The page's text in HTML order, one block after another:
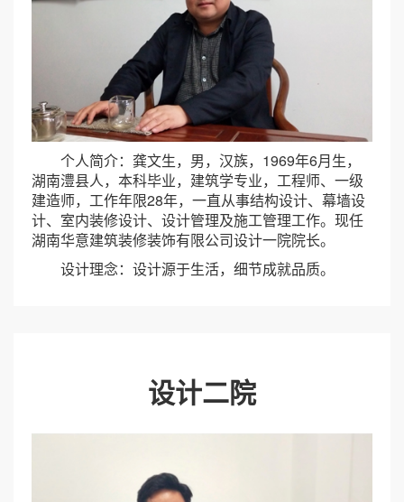
个人简介：龚文生，男，汉族，1969年6月生，
湖南澧县人，本科毕业，建筑学专业，工程师、一级
建造师，工作年限28年，一直从事结构设计、幕墙设
计、室内装修设计、设计管理及施工管理工作。现任
湖南华意建筑装修装饰有限公司设计一院院长。
设计理念：设计源于生活，细节成就品质。
设计二院